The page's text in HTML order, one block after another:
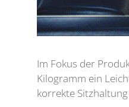
Im Fokus der
Kilogramm ein
korrekte